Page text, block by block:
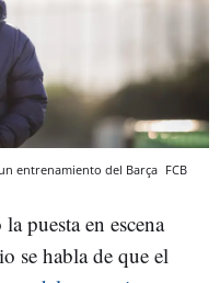
entrenamiento del Barça FCB
puesta en escena
se habla de que el